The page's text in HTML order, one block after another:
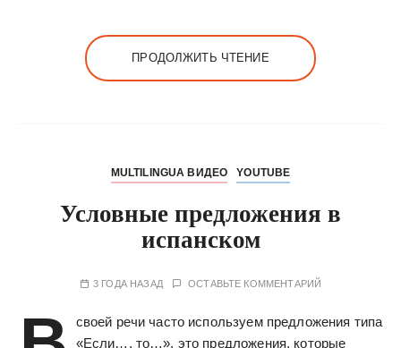
ПРОДОЛЖИТЬ ЧТЕНИЕ
MULTILINGUA ВИДЕО YOUTUBE
Условные предложения в
испанском
3 ГОДА НАЗАД ОСТАВЬТЕ КОММЕНТАРИЙ
своей речи часто используем предложения типа
«Если…, то…», это предложения, которые